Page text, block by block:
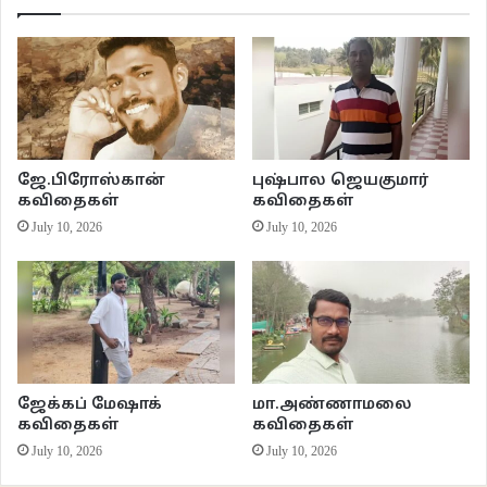
ஆனாலும்
காலத்தின் முகம்
ஒருபக்கம் கடவுளாய்
மறுபக்கம் சாத்தனாய்
காட்சியளிக்கிறது
எப்பக்கம் கடவுள்
எப்பக்கம் சாத்தான் என
அடையாளம் தெரிவில்லை
தாயக்கட்டையை
உருட்டுகிறது
காலம்.
•
அவர்கள் வருகையில்
ஜே.பிரோஸ்கான்
கவிதைகள்
July 10, 2026
புஷ்பால ஜெயகுமார்
கவிதைகள்
July 10, 2026
ஜேக்கப் மேஷாக்
கவிதைகள்
July 10, 2026
மா.அண்ணாமலை
கவிதைகள்
July 10, 2026